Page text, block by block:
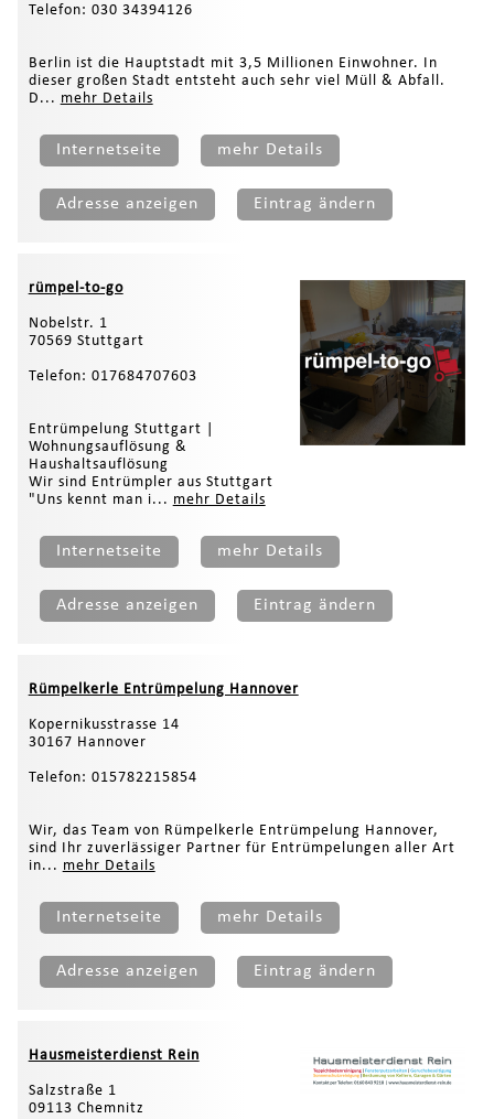
Telefon: 030 34394126
Berlin ist die Hauptstadt mit 3,5 Millionen Einwohner. In
dieser großen Stadt entsteht auch sehr viel Müll & Abfall.
D... mehr Details
Internetseite mehr Details
Adresse anzeigen Eintrag ändern
rümpel-to-go
Nobelstr. 1
70569 Stuttgart
Telefon: 017684707603
Entrümpelung Stuttgart |
Wohnungsauflösung &
Haushaltsauflösung
Wir sind Entrümpler aus Stuttgart
"Uns kennt man i... mehr Details
Internetseite mehr Details
Adresse anzeigen Eintrag ändern
Rümpelkerle Entrümpelung Hannover
Kopernikusstrasse 14
30167 Hannover
Telefon: 015782215854
Wir, das Team von Rümpelkerle Entrümpelung Hannover,
sind Ihr zuverlässiger Partner für Entrümpelungen aller Art
in... mehr Details
Internetseite mehr Details
Adresse anzeigen Eintrag ändern
Hausmeisterdienst Rein
Salzstraße 1
09113 Chemnitz